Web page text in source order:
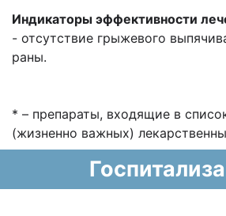
Индикаторы эффективности
- отсутствие грыжевого
раны.
* – препараты, входящие в
(жизненно важных)